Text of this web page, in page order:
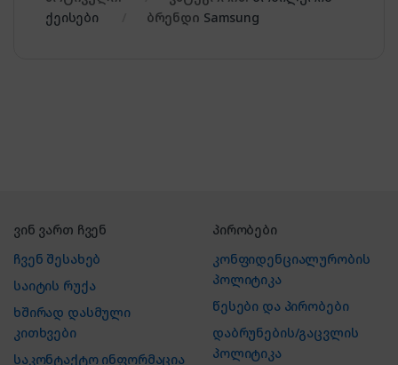
ქეისები
ბრენდი Samsung
ვინ ვართ ჩვენ
ჩვენ შესახებ
საიტის რუქა
ხშირად დასმული
კითხვები
საკონტაქტო ინფორმაცია
პირობები
კონფიდენციალურობის
პოლიტიკა
წესები და პირობები
დაბრუნების/გაცვლის
პოლიტიკა